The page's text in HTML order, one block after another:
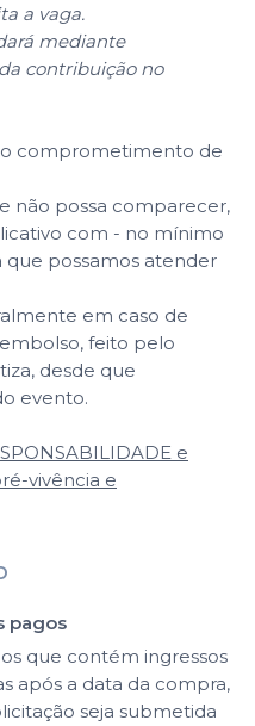
a vaga.
mediante
contribuição no
comprometimento de
não possa comparecer,
com - no mínimo
que possamos atender
em caso de
feito pelo
desde que
evento.
e
vivência e
pagos
que contém ingressos
após a data da compra,
seja submetida